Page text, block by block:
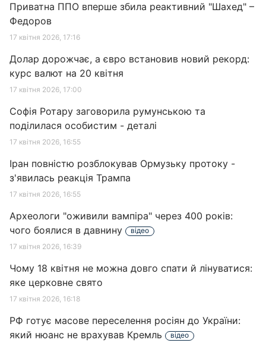
Приватна ППО вперше збила реактивний "Шахед" –
Федоров
17 квітня 2026, 17:16
Долар дорожчає, а євро встановив новий рекорд:
курс валют на 20 квітня
17 квітня 2026, 17:00
Софія Ротару заговорила румунською та
поділилася особистим - деталі
17 квітня 2026, 16:55
Іран повністю розблокував Ормузьку протоку -
з'явилась реакція Трампа
17 квітня 2026, 16:55
Археологи "оживили вампіра" через 400 років:
чого боялися в давнину
відео
17 квітня 2026, 16:39
Чому 18 квітня не можна довго спати й лінуватися:
яке церковне свято
17 квітня 2026, 16:18
РФ готує масове переселення росіян до України:
який нюанс не врахував Кремль
відео